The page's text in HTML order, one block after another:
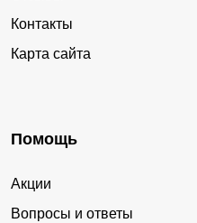
Контакты
Карта сайта
Помощь
Акции
Вопросы и ответы